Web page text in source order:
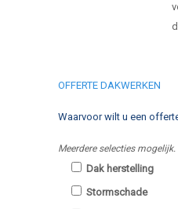
OFFERTE DAKWERKEN
Waarvoor wilt u een
Meerdere selecties mogelijk.
Dak herstelling
Stormschade